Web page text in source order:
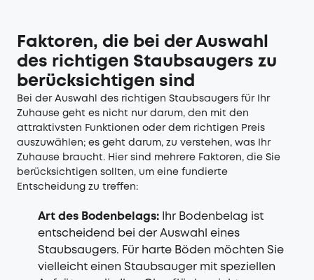
Faktoren, die bei der Auswahl
des richtigen Staubsaugers zu
berücksichtigen sind
Bei der Auswahl des richtigen Staubsaugers für Ihr
Zuhause geht es nicht nur darum, den mit den
attraktivsten Funktionen oder dem richtigen Preis
auszuwählen; es geht darum, zu verstehen, was Ihr
Zuhause braucht. Hier sind mehrere Faktoren, die Sie
berücksichtigen sollten, um eine fundierte
Entscheidung zu treffen:
Art des Bodenbelags:
Ihr Bodenbelag ist
entscheidend bei der Auswahl eines
Staubsaugers. Für harte Böden möchten Sie
vielleicht einen Staubsauger mit speziellen